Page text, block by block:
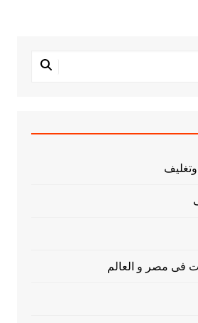
فى مصر و العالم